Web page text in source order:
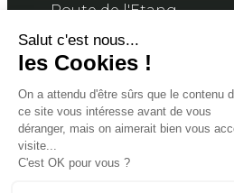
Route de l'Etang
Contactez-nous
SUIVEZ-NOUS
Facebook
X YouTube